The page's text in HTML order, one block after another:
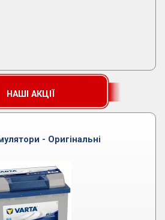
НАШІ АКЦІЇ
- Оригінальні